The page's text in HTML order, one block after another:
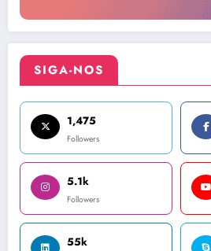
SIGA-NOS
1,475
Followers
5.1k
Followers
55k